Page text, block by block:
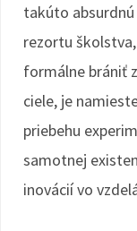
takúto
rezortu
formálne brániť
ciele, je
priebehu
samotnej
inovácií vo